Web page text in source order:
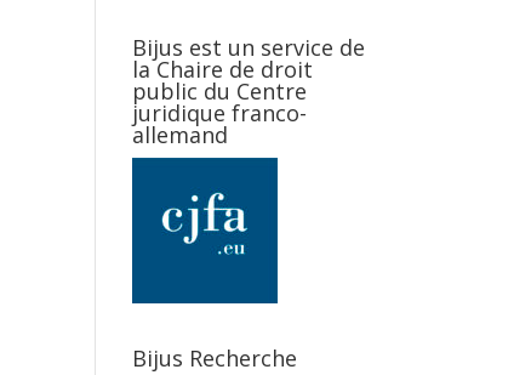
Bijus est un service de
la Chaire de droit
public du Centre
juridique franco-
allemand
Bijus Recherche